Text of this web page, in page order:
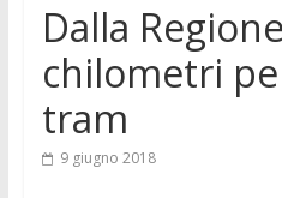
Dalla
chilometri
tram
9 giugno 2018